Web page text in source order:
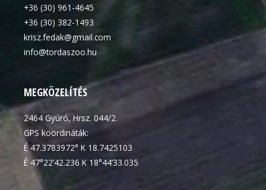
+36 (30) 961-4645
+36 (30) 382-1493
krisz.fedak@gmail.com
info@tordaszoo.hu
MEGKÖZELÍTÉS
2464 Gyúró, Hrsz. 044/2.
GPS koordináták:
É 47.3783972° K 18.7425103
É 47°22’42.236 K 18°44’33.035